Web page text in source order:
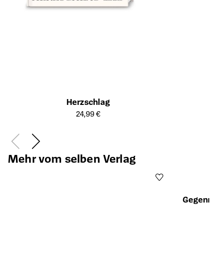
Herzschlag
Öffnet die Detailseite des Produkts
24,99 €
Mehr vom selben Verlag